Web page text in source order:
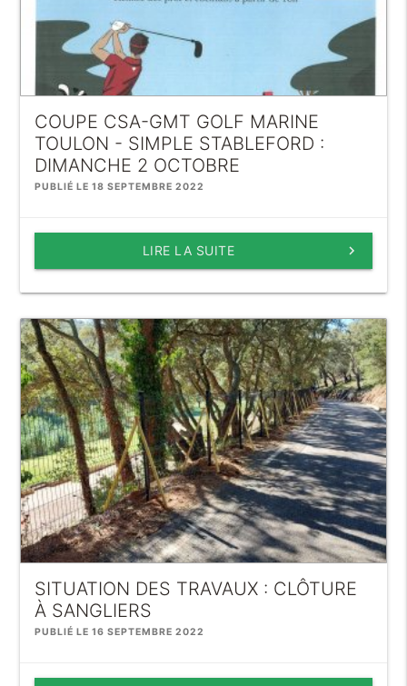
COUPE CSA-GMT GOLF MARINE
TOULON - SIMPLE STABLEFORD :
DIMANCHE 2 OCTOBRE
PUBLIÉ LE 18 SEPTEMBRE 2022
keyboard_arrow_right
LIRE LA SUITE
SITUATION DES TRAVAUX : CLÔTURE
À SANGLIERS
PUBLIÉ LE 16 SEPTEMBRE 2022